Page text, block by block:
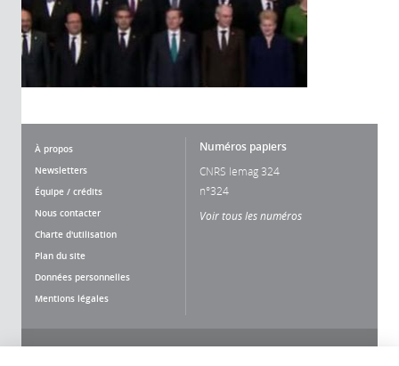
À propos
Newsletters
Équipe / crédits
Nous contacter
Charte d'utilisation
Plan du site
Données personnelles
Mentions légales
Numéros papiers
CNRS lemag 324
n°324
Voir tous les numéros